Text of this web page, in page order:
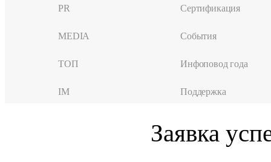
PR
MEDIA
ТОП
IM
Сертификация
События
Инфоповод года
Поддержка
Заявка